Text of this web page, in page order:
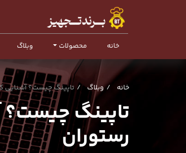
خانه محصولات وبلاگ
خانه وبلاگ تاپینگ چیست؟ آشنایی
تاپینگ چیست؟
رستوران